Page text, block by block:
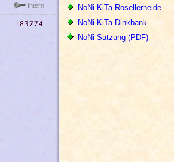
Intern
NoNi-KiTa Rosellerheide
NoNi-KiTa Dinkbank
NoNi-Satzung (PDF)